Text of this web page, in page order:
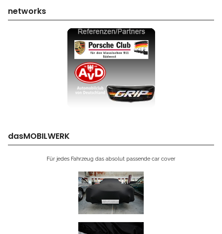
networks
dasMOBILWERK
Für jedes Fahrzeug das absolut passende car cover